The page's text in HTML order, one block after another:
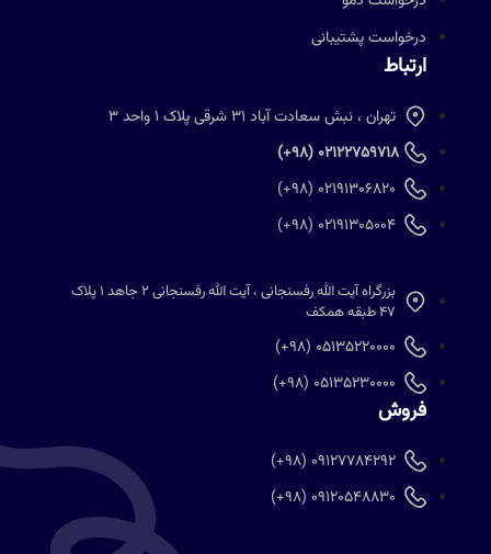
درخواست پشتیبانی
ارتباط
تهران ، نبش سعادت آباد 31 شرقی پلاک 1 واحد 3
02122759718 (98+)
02191306820 (98+)
02191305004 (98+)
بزرگراه آیت الله رفسنجانی ، آیت الله رفسنجانی 2 جاهد 1 پلاک
47 طبقه همکف
05135220000 (98+)
05135230000 (98+)
فروش
09127784292 (98+)
09120548830 (98+)